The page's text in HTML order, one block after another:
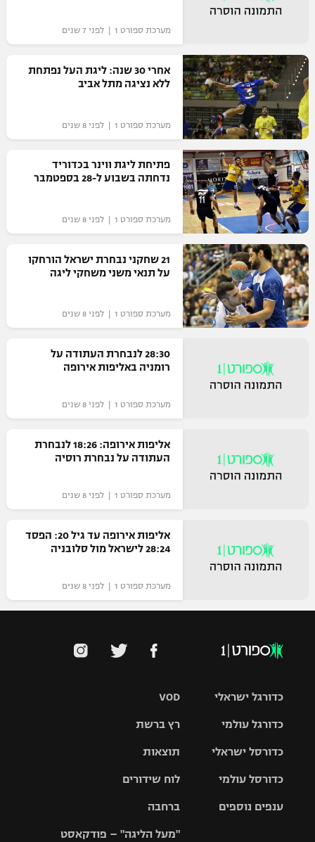
מערכת ספורט 1 | לפני 7 שנים
אחרי 30 שנה: ליגת העל נפתחת
ללא נציגה מתל אביב
מערכת ספורט 1 | לפני 8 שנים
פתיחת ליגת ווינר בכדוריד
נדחתה בשבוע ל-28 בספטמבר
מערכת ספורט 1 | לפני 8 שנים
21 שחקני נבחרת ישראל הורחקו
על תנאי משני משחקי ליגה
מערכת ספורט 1 | לפני 8 שנים
28:30 לנבחרת העתודה על
רומניה באליפות אירופה
מערכת ספורט 1 | לפני 8 שנים
אליפות אירופה: 18:26 לנבחרת
העתודה על נבחרת רוסיה
מערכת ספורט 1 | לפני 8 שנים
אליפות אירופה עד גיל 20: הפסד
28:24 לישראל מול סלובניה
מערכת ספורט 1 | לפני 8 שנים
VOD
רץ ברשת
תוצאות
לוח שידורים
ברחבה
"מעל הליגה" – פודקאסט
כדורגל ישראלי
גביע הטוטו
כדורגל עולמי
האלופות
ליגה
כדורסל ישראלי
סל
כדורסל עולמי
ענפים נוספים